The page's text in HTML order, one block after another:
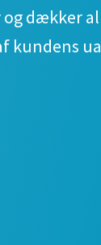
dækker
kundens